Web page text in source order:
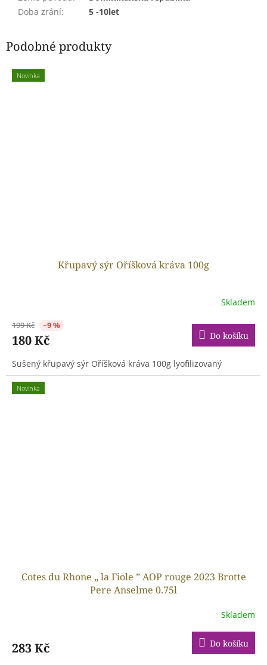
Doba zrání: 5 -10let
Podobné produkty
Novinka
Křupavý sýr Oříšková kráva 100g
Skladem
199 Kč –9 %
180 Kč Do košíku
Sušený křupavý sýr Oříšková kráva 100g lyofilizovaný
Novinka
Cotes du Rhone „ la Fiole ” AOP rouge 2023 Brotte
Pere Anselme 0.75l
Skladem
283 Kč Do košíku